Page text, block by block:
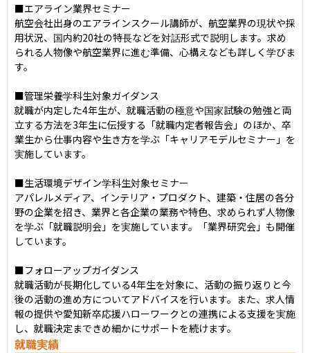
■エアライン業界セミナー
航空会社出身のエアラインスクール講師が、航空業界の現状や採
用状況、国内約20社の特長などを対話形式で説明します。求め
られる人物像や航空業界に進む準備、心構えなども詳しく学びま
す。
■管理栄養学科生対象ガイダンス
就職が内定した4年生が、就職活動の極意や国家試験の勉強と両
立する方法を3年生に伝授する「就職内定者報告会」のほか、卒
業生から仕事内容や生き方を学ぶ「キャリアモデルセミナー」を
実施しています。
■生活環境デザイン学科生対象セミナー
アパレルメディア、インテリア・プロダクト、建築・住居の各分
野の企業を招き、業界と各企業の業務や特色、求められず人物像
を学ぶ「就職説明会」を実施しています。「業界研究会」も開催
しています。
■フォローアップガイダンス
就職活動が長期化している4年生を対象に、活動の振り返りと今
後の活動の進め方についてアドバイスを行います。また、求人情
報の提供や愛知新卒応援ハローワークとの連携による支援を実施
し、就職決定まできめ細かにサポートを続けます。
就職実績